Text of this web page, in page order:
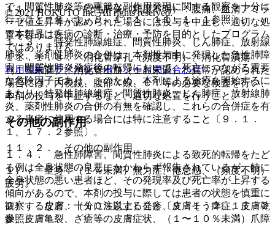
で、間質性肺炎等の重篤な副作用発現に関する観察を十分に
行うこと〔８．１、９．１．１、１１．１．１参照〕。
１．３． 特発性肺線維症、間質性肺炎、じん肺症、放射線
肺炎、薬剤性肺炎の合併は、本剤投与中に発現した急性肺障
害、間質性肺炎発症後の転帰において、死亡につながる重要
な危険因子であり、このため、本剤による治療を開始するに
あたり、特発性肺線維症、間質性肺炎、じん肺症、放射線肺
炎、薬剤性肺炎の合併の有無を確認し、これらの合併症を有
する患者に使用する場合には特に注意すること〔９．１．
１、１７．２参照〕。
１．４． 急性肺障害、間質性肺炎による致死的転帰をたど
る例は全身状態の良悪にかかわらず報告されているが、特に
全身状態の悪い患者ほど、その発現率及び死亡率が上昇する
傾向があるので、本剤の投与に際しては患者の状態を慎重に
観察するなど、十分に注意すること〔９．１．２、１７．２
参照〕。
１１．１．７． 急性膵炎（頻度不明）：腹痛、血清アミラ
ーゼ値上昇等が認められた場合には投与を中止し、適切な処
置を行うこと。
１１．１．８． 消化管穿孔（頻度不明）、消化管潰瘍
（１％未満）、消化管出血（１％未満）：異常が認められた
場合には、内視鏡、腹部Ｘ線、ＣＴ等の必要な検査を行い、
本剤の投与を中止するなど、適切な処置を行うこと。
その他の副作用
１１．２． その他の副作用
１）． 全身：（１％未満）無力症、倦怠感、（頻度不明）
疲労。
２）． 皮膚：（１０％以上）発疹、皮膚そう痒症、皮膚乾
燥、皮膚亀裂、ざ瘡等の皮膚症状、（１〜１０％未満）爪障
© 2021 HOKUTO Inc. All rights reserved.
※本製品は疾病の診断・治療・予防を目的としたプログラム
ではありません。
利用規約プライバシーポリシーお問い合わせ